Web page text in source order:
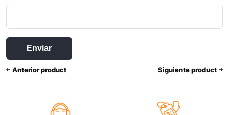
Anterior product Siguiente product